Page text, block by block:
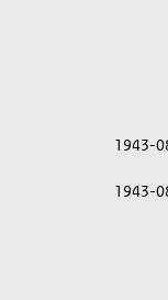
1943-
1943-